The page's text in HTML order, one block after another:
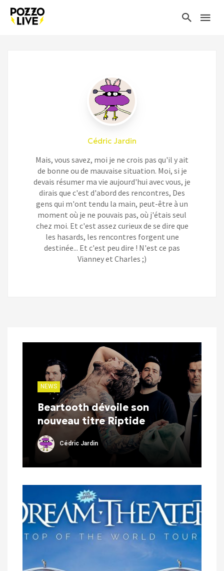
Cédric Jardin
Mais, vous savez, moi je ne crois pas qu'il y ait
de bonne ou de mauvaise situation. Moi, si je
devais résumer ma vie aujourd'hui avec vous, je
dirais que c'est d'abord des rencontres, Des
gens qui m'ont tendu la main, peut-être à un
moment où je ne pouvais pas, où j'étais seul
chez moi. Et c'est assez curieux de se dire que
les hasards, les rencontres forgent une
destinée... Et c'est peu dire ! N'est ce pas
Vianney et Charles ;)
NEWS
Beartooth dévoile son
nouveau titre Riptide
Cédric Jardin